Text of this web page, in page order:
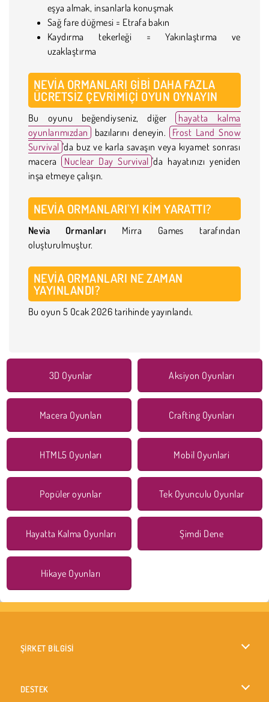
eşya almak, insanlarla konuşmak
Sağ fare düğmesi = Etrafa bakın
Kaydırma tekerleği = Yakınlaştırma ve
uzaklaştırma
NEVIA ORMANLARI GIBI DAHA FAZLA
ÜCRETSIZ ÇEVRIMIÇI OYUN OYNAYIN
Bu oyunu beğendiyseniz, diğer hayatta kalma
oyunlarımızdan bazılarını deneyin.
Frost Land Snow
Survival 'da buz ve karla savaşın veya kıyamet sonrası
macera Nuclear Day Survival 'da hayatınızı yeniden
inşa etmeye çalışın.
NEVIA ORMANLARI'YI KIM YARATTI?
Nevia Ormanları Mirra Games tarafından
oluşturulmuştur.
NEVIA ORMANLARI NE ZAMAN
YAYINLANDI?
Bu oyun 5 Ocak 2026 tarihinde yayınlandı.
3D Oyunlar Aksiyon Oyunları
Macera Oyunları Crafting Oyunları
HTML5 Oyunları Mobil Oyunlari
Popüler oyunlar Tek Oyunculu Oyunlar
Hayatta Kalma Oyunları Şimdi Dene
Hikaye Oyunları
ŞİRKET BİLGİSİ
DESTEK